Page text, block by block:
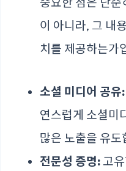
이 아니라, 그 내
치를 제공하는가
소셜 미디어 공유:
연스럽게 소셜미
많은 노출을 유도
전문성 증명: 고